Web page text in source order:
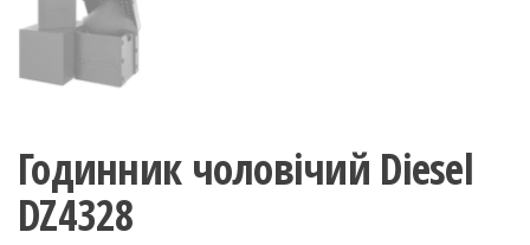
Годинник чоловічий Diesel
DZ4328